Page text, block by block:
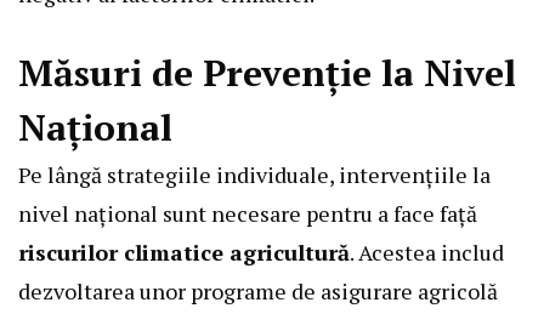
Măsuri de Prevenție la Nivel
Național
Pe lângă strategiile individuale, intervențiile la
nivel național sunt necesare pentru a face față
riscurilor climatice agricultură. Acestea includ
dezvoltarea unor programe de asigurare agricolă